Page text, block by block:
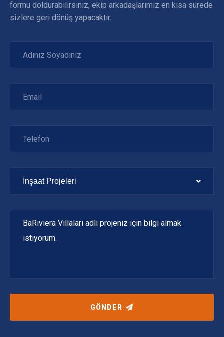
formu doldurabilirsiniz, ekip arkadaşlarımız en kısa sürede
sizlere geri dönüş yapacaktır.
İnşaat Projeleri
GÖNDER